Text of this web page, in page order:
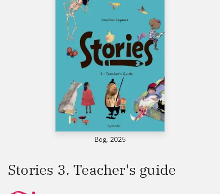
Bog, 2025
Stories 3. Teacher's guide